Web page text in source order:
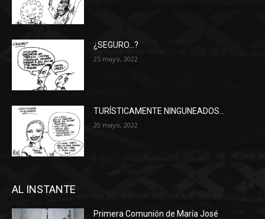
¿SEGURO…?
25 mayo, 2022
TURÍSTICAMENTE NINGUNEADOS…
20 mayo, 2022
AL INSTANTE
Primera Comunión de María José